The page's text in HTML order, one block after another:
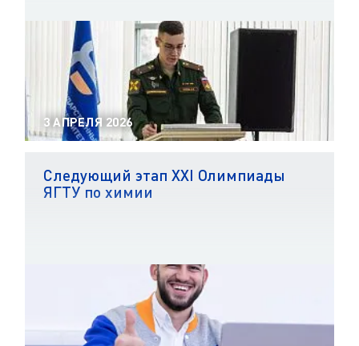
3 АПРЕЛЯ 2026
Следующий этап XXI Олимпиады
ЯГТУ по химии